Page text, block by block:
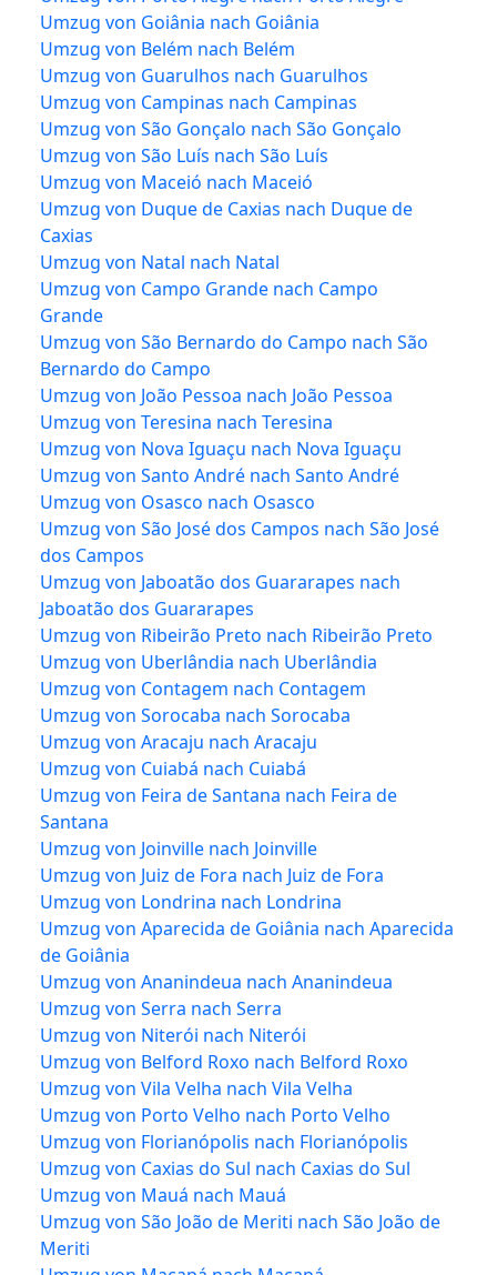
Umzug von Goiânia nach Goiânia
Umzug von Belém nach Belém
Umzug von Guarulhos nach Guarulhos
Umzug von Campinas nach Campinas
Umzug von São Gonçalo nach São Gonçalo
Umzug von São Luís nach São Luís
Umzug von Maceió nach Maceió
Umzug von Duque de Caxias nach Duque de
Caxias
Umzug von Natal nach Natal
Umzug von Campo Grande nach Campo
Grande
Umzug von São Bernardo do Campo nach São
Bernardo do Campo
Umzug von João Pessoa nach João Pessoa
Umzug von Teresina nach Teresina
Umzug von Nova Iguaçu nach Nova Iguaçu
Umzug von Santo André nach Santo André
Umzug von Osasco nach Osasco
Umzug von São José dos Campos nach São José
dos Campos
Umzug von Jaboatão dos Guararapes nach
Jaboatão dos Guararapes
Umzug von Ribeirão Preto nach Ribeirão Preto
Umzug von Uberlândia nach Uberlândia
Umzug von Contagem nach Contagem
Umzug von Sorocaba nach Sorocaba
Umzug von Aracaju nach Aracaju
Umzug von Cuiabá nach Cuiabá
Umzug von Feira de Santana nach Feira de
Santana
Umzug von Joinville nach Joinville
Umzug von Juiz de Fora nach Juiz de Fora
Umzug von Londrina nach Londrina
Umzug von Aparecida de Goiânia nach Aparecida
de Goiânia
Umzug von Ananindeua nach Ananindeua
Umzug von Serra nach Serra
Umzug von Niterói nach Niterói
Umzug von Belford Roxo nach Belford Roxo
Umzug von Vila Velha nach Vila Velha
Umzug von Porto Velho nach Porto Velho
Umzug von Florianópolis nach Florianópolis
Umzug von Caxias do Sul nach Caxias do Sul
Umzug von Mauá nach Mauá
Umzug von São João de Meriti nach São João de
Meriti